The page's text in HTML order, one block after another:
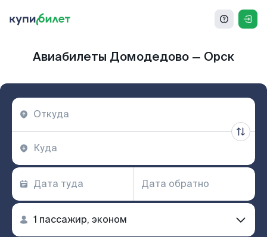
Авиабилеты Домодедово — Орск